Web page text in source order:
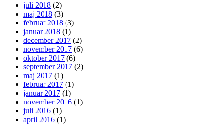
juli 2018 (2)
maj 2018 (3)
februar 2018 (3)
januar 2018 (1)
december 2017 (2)
november 2017 (6)
oktober 2017 (6)
september 2017 (2)
maj 2017 (1)
februar 2017 (1)
januar 2017 (1)
november 2016 (1)
juli 2016 (1)
april 2016 (1)